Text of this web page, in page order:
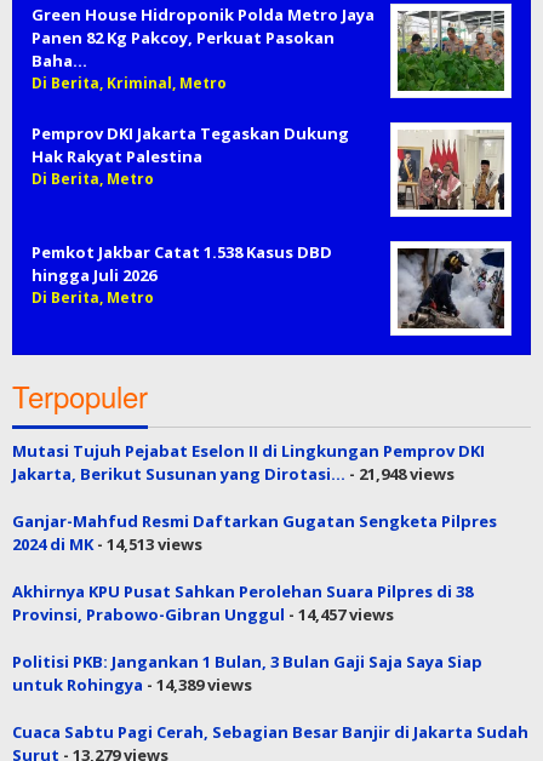
Green House Hidroponik Polda Metro Jaya
Panen 82 Kg Pakcoy, Perkuat Pasokan
Baha…
Di Berita, Kriminal, Metro
Pemprov DKI Jakarta Tegaskan Dukung
Hak Rakyat Palestina
Di Berita, Metro
Pemkot Jakbar Catat 1.538 Kasus DBD
hingga Juli 2026
Di Berita, Metro
Terpopuler
Mutasi Tujuh Pejabat Eselon II di Lingkungan Pemprov DKI
Jakarta, Berikut Susunan yang Dirotasi… - 21,948 views
Ganjar-Mahfud Resmi Daftarkan Gugatan Sengketa Pilpres
2024 di MK- 14,513 views
Akhirnya KPU Pusat Sahkan Perolehan Suara Pilpres di 38
Provinsi, Prabowo-Gibran Unggul - 14,457 views
Politisi PKB: Jangankan 1 Bulan, 3 Bulan Gaji Saja Saya Siap
untuk Rohingya - 14,389 views
Cuaca Sabtu Pagi Cerah, Sebagian Besar Banjir di Jakarta Sudah
Surut - 13,279 views